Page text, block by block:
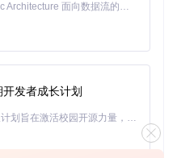
配置问题
仍可能遇到问题。以下决策
障：
符号
Secure Boot和CSM
DORA (Dataflow-Oriented Robotic Architecture 面向数据流的机器人架构) 是为 AI 与具身智能机器人打造的高性能开发框架，以数据流范式重构开发逻辑，原生支持分布式部署与端边云协同 —— 无需复杂适配，即可实现一体端到端具身大小脑、VLA等模型部署，无缝衔接感知、推理、控制全链路，让 AI 能力与机器人动作深度融合。 依托 Rust 内核与零拷贝通信技术，它将具身大小脑、VLA等模型推理、多模态数据融合延迟压缩至微秒级，同时兼容 ROS2 生态与国产 AI 芯片，彻底降低具身智能机器人的开发门槛，让分布式部署下的 AI 赋能创新更高效、更灵活。
发者成长计划
「源启盛夏」暑期校园开发者成长计划旨在激活校园开源力量，通过积分激励、认证扶持、资源倾斜等形式，引导高校组织和开发者完成「入驻 — 建项目 — 做贡献 — 获认证 — 得资源」的完整闭环。无论你是想带领社团入驻平台的组织者，还是希望用代码贡献证明自己的开发者，都能在这里找到属于你的成长路径。